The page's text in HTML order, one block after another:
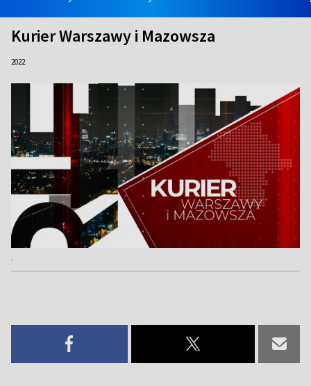
Kurier Warszawy i Mazowsza
2022
.